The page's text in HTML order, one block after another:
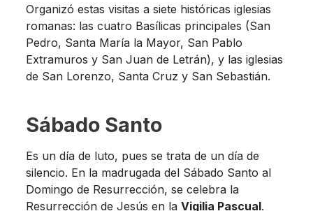
Organizó estas visitas a siete históricas iglesias
romanas: las cuatro Basílicas principales (San
Pedro, Santa María la Mayor, San Pablo
Extramuros y San Juan de Letrán), y las iglesias
de San Lorenzo, Santa Cruz y San Sebastián.
Sábado Santo
Es un día de luto, pues se trata de un día de
silencio. En la madrugada del Sábado Santo al
Domingo de Resurrección, se celebra la
Resurrección de Jesús en la Vigilia Pascual.